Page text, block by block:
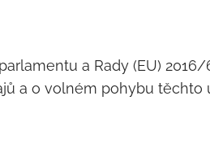
a Rady (EU) 2016/
a o volném pohybu těchto